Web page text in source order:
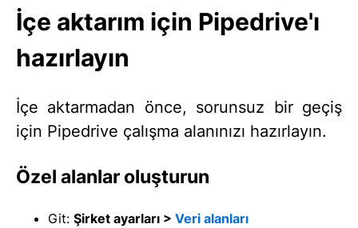
İçe aktarım için Pipedrive'ı
hazırlayın
İçe aktarmadan önce, sorunsuz bir geçiş
için Pipedrive çalışma alanınızı hazırlayın.
Özel alanlar oluşturun
Git: Şirket ayarları > Veri alanları